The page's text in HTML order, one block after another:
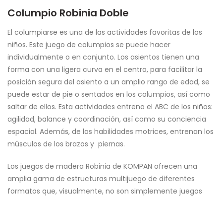
Columpio Robinia Doble
El columpiarse es una de las actividades favoritas de los
niños. Este juego de columpios se puede hacer
individualmente o en conjunto. Los asientos tienen una
forma con una ligera curva en el centro, para facilitar la
posición segura del asiento a un amplio rango de edad, se
puede estar de pie o sentados en los columpios, así como
saltar de ellos. Esta actividades entrena el ABC de los niños:
agilidad, balance y coordinación, así como su conciencia
espacial. Además, de las habilidades motrices, entrenan los
músculos de los brazos y piernas.
Los juegos de madera Robinia de KOMPAN ofrecen una
amplia gama de estructuras multijuego de diferentes
formatos que, visualmente, no son simplemente juegos